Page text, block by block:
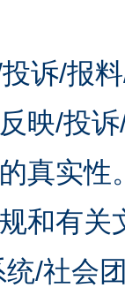
诉/报
映/投
真实
和有关
/社会